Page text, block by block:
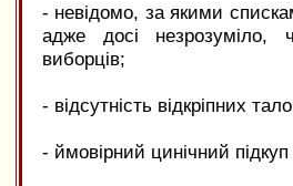
- невідомо, за якими
адже досі незрозуміло,
виборців;
- відсутність відкріпних
- ймовірний цинічний підкуп